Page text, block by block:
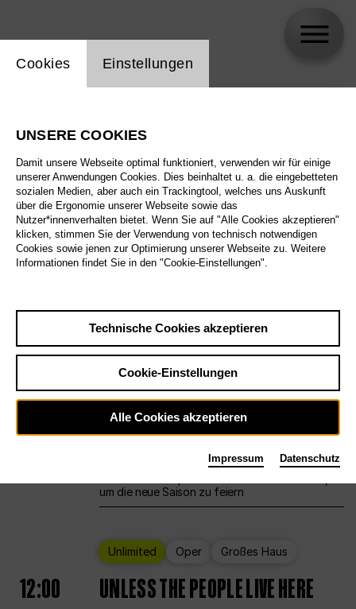
Alle Sparten
Alle Spielstätten
Alle Merkmale
Sa29.8.
Großes Haus
12:00 Eröffnungswochenende
um die neue Saison zu feiern
Unlimited Oper Großes Haus
12:00 UNLESS THE PEOPLE LIVE HERE
Einstellung Website Cookie
Cookies Einstellungen
UNSERE COOKIES
Damit unsere Webseite optimal funktioniert, verwenden wir für einige
unserer Anwendungen Cookies. Dies beinhaltet u. a. die eingebetteten
sozialen Medien, aber auch ein Trackingtool, welches uns Auskunft
über die Ergonomie unserer Webseite sowie das
Nutzer*innenverhalten bietet. Wenn Sie auf "Alle Cookies akzeptieren"
klicken, stimmen Sie der Verwendung von technisch notwendigen
Cookies sowie jenen zur Optimierung unserer Webseite zu. Weitere
Informationen findet Sie in den "Cookie-Einstellungen".
Technische Cookies akzeptieren
Cookie-Einstellungen
Alle Cookies akzeptieren
Impressum Datenschutz